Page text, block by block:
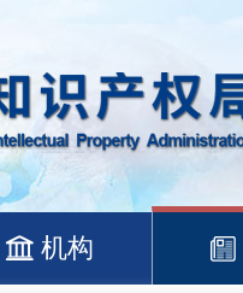
机构